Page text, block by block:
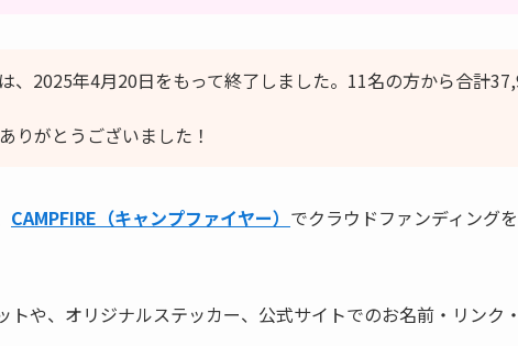
、2025年4月20日をもって終了しました。11名の方から合計
りがとうございました！
CAMPFIRE（キャンプファイヤー） でクラウドファンディング
や、オリジナルステッカー、公式サイトでのお名前・リンク